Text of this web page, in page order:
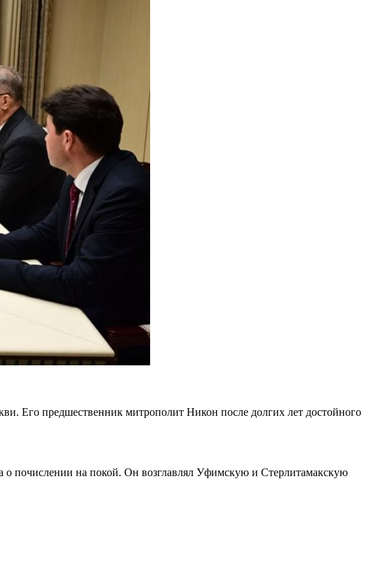
Его предшественник митрополит Никон после долгих лет достойного
о почислении на покой. Он возглавлял Уфимскую и Стерлитамакскую